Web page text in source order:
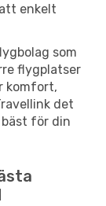
enkelt
som
flygplatser
komfort,
det
för din